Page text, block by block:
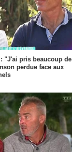
"J'ai pris beaucoup de
perdue face aux